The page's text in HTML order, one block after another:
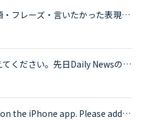
【今日のレッスンで学んだ単語・フレーズ・言いたかった表現・気づき・豆知識・お役立ち情報など】アウトプット&amp;シェア用スレッドです。レッスン毎のアウトプット利用や備忘録利用はもちろん、単に「おもしろ...
フィリピン文化に詳しい方教えてください。先日Daily Newsの同棲の話から結婚の話題へとフリートークになりました。そこで、自分がフィリピン文化に精通しておらず、ちょっとわからないことが出てきたので教えて...
I wanna turn the speaker off on the iPhone app. Please add a function to kill the speaker on the app.Very loud voice of tutors is coming from the speaker while tutors can not be hearing voice of us...